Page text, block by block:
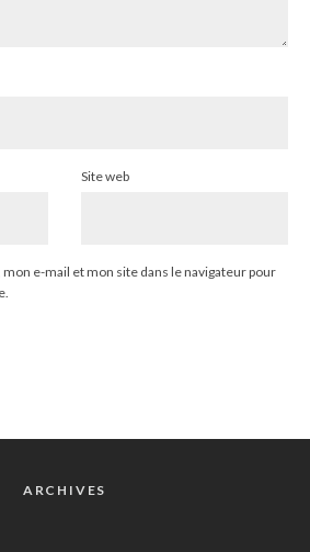
Site web
e-mail et mon site dans le navigateur pour
ARCHIVES